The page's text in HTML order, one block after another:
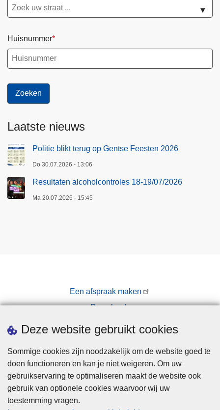
Deze website gebruikt cookies
Sommige cookies zijn noodzakelijk om de website goed te
doen functioneren en kan je niet weigeren. Om uw
gebruikservaring te optimaliseren maakt de website ook
gebruik van optionele cookies waarvoor wij uw
toestemming vragen.
▼
Huisnummer
Laatste nieuws
Politie blikt terug op Gentse Feesten 2026
Do 30.07.2026 - 13:06
Resultaten alcoholcontroles 18-19/07/2026
Ma 20.07.2026 - 15:45
Een afspraak maken
Downloads